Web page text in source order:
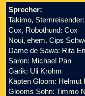
Sprecher:
Takimo,
Cox, Robothund: Cox
Noui, ehem. Cips
Dame de Sawa: Rita
Saron: Michael Pan
Garik: Uli Krohm
Käpten Gloom: Helmut
Glooms Sohn: Timmo